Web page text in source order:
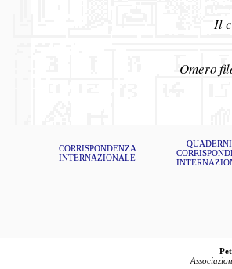
Il
Omero
CORRISPONDENZA
INTERNAZIONALE